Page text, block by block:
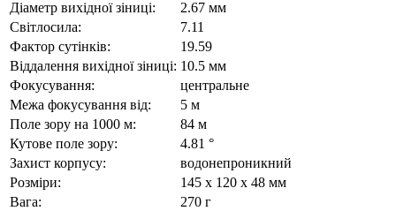
Діаметр вихідної зіниці:
2.67 мм
Світлосила:
7.11
Фактор сутінків:
19.59
Віддалення вихідної зіниці: 10.5 мм
Фокусування:
центральне
Межа фокусування від:
5 м
Поле зору на 1000 м:
84 м
Кутове поле зору:
4.81 °
Захист корпусу:
водонепроникний
Розміри:
145 x 120 x 48 мм
Вага:
270 г